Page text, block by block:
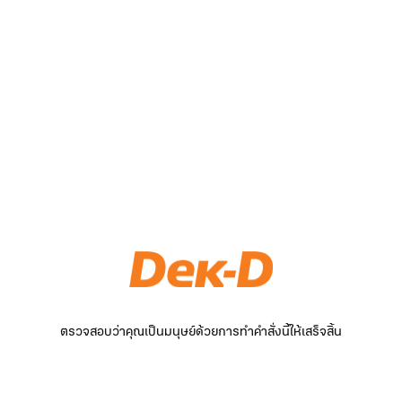
ตรวจสอบว่าคุณเป็นมนุษย์ด้วยการทำคำสั่งนี้ให้เสร็จสิ้น